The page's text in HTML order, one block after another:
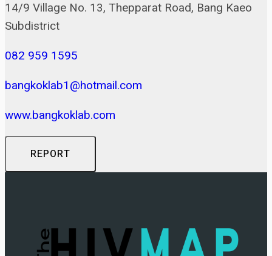
14/9 Village No. 13, Thepparat Road, Bang Kaeo
Subdistrict
082 959 1595
bangkoklab1@hotmail.com
www.bangkoklab.com
REPORT